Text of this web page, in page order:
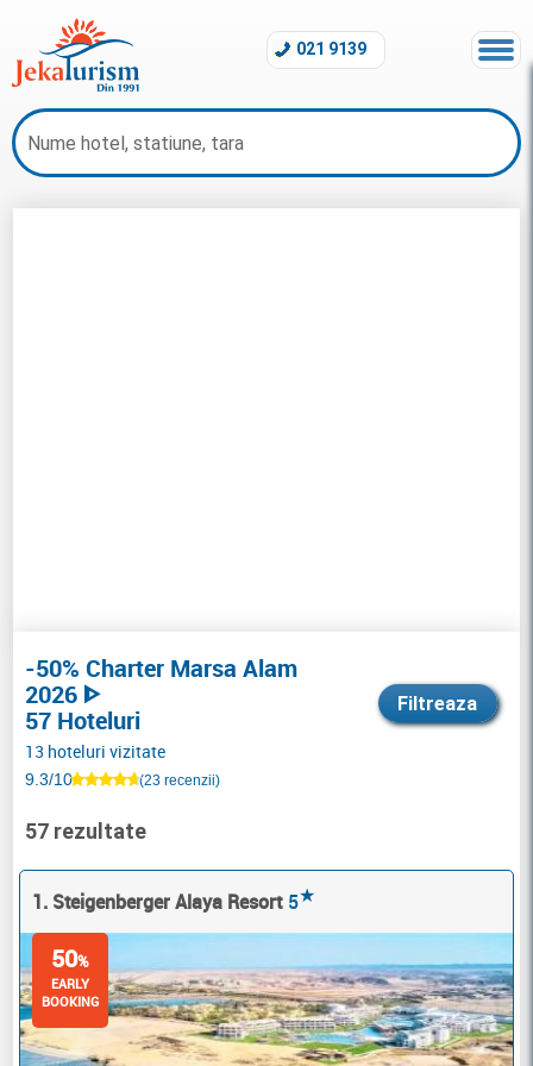
021 9139
57 rezultate
1. Steigenberger Alaya Resort 5★
50%
EARLY
BOOKING
-50% Charter Marsa Alam
2026 ᐈ
57 Hoteluri
13 hoteluri vizitate
9.3/10 (23 recenzii)
Filtreaza